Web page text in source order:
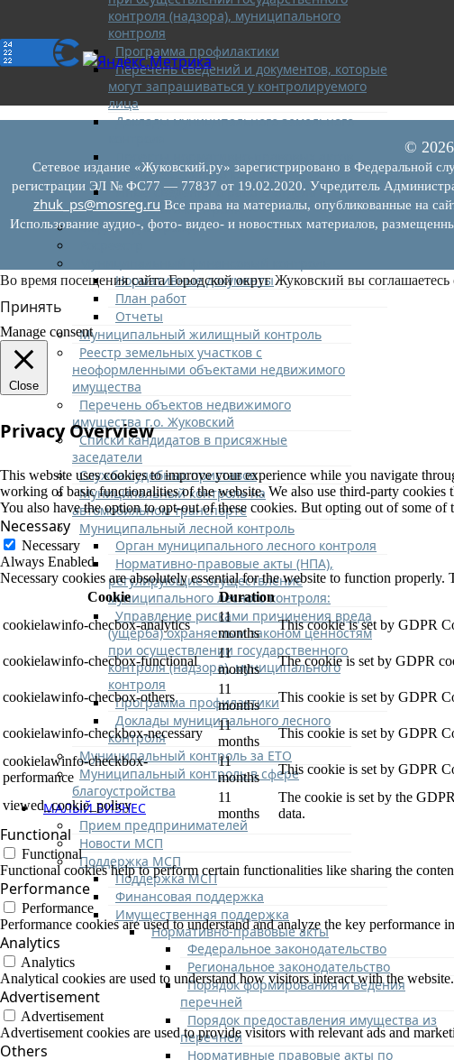
контроля (надзора), муниципального
контроля
Программа профилактики
Перечень сведений и документов, которые
могут запрашиваться у контролируемого
лица
Доклады муниципального земельного
отдела земельного контроля
Иные сведения о работе отдела
земельного контроля
Бюджет для граждан
Нормативные документы
План работ
Отчеты
Муниципальный жилищный контроль
Реестр земельных участков с
неоформленными объектами недвижимого
имущества
Перечень объектов недвижимого
имущества г.о. Жуковский
Списки кандидатов в присяжные
заседатели
Служба судебных приставов
Муниципальный контроль на
автомобильном транспорте
Муниципальный лесной контроль
Орган муниципального лесного контроля
Нормативно-правовые акты (НПА),
регулирующие осуществление
муниципального лесного контроля:
Управление рисками причинения вреда
(ущерба) охраняемым законом ценностям
при осуществлении государственного
контроля (надзора), муниципального
контроля
Программа профилактики
Доклады муниципального лесного
контроля
Муниципальный контроль за ЕТО
Муниципальный контроль в сфере
благоустройства
МАЛЫЙ БИЗНЕС
Прием предпринимателей
Новости МСП
Поддержка МСП
Поддержка МСП
Финансовая поддержка
Имущественная поддержка
Нормативно-правовые акты
Федеральное законодательство
Региональное законодательство
Порядок формирования и ведения
перечней
Порядок предоставления имущества из
перечней
Нормативные правовые акты по
©
Сетевое издание «Жуковский.ру» зарегистрировано в Федеральной
регистрации ЭЛ № ФС77 — 77837 от 19.02.2020. Учредитель
zhuk_ps@mosreg.ru Все права на материалы, опубликованные на
Использование аудио-, фото- видео- и новостных материалов,
Во время посещения сайта Городской округ Жуковский вы
Принять
Manage consent
Close
Privacy Overview
This website uses cookies to improve your experience while you navigate
working of basic functionalities of the website. We also use third-party
You also have the option to opt-out of these cookies. But opting out of some
Necessary
Necessary
Always Enabled
Necessary cookies are absolutely essential for the website to function
Cookie
Duration
cookielawinfo-checbox-analytics
11
months
This cookie is set by GDPR
cookielawinfo-checbox-functional
11
months
The cookie is set by GDPR
cookielawinfo-checbox-others
11
months
This cookie is set by GDPR
cookielawinfo-checkbox-necessary
11
months
This cookie is set by GDPR
cookielawinfo-checkbox-
performance
11
months
This cookie is set by GDPR
viewed_cookie_policy
11
months
The cookie is set by the
data.
Functional
Functional
Functional cookies help to perform certain functionalities like sharing the
Performance
Performance
Performance cookies are used to understand and analyze the key
Analytics
Analytics
Analytical cookies are used to understand how visitors interact with the
Advertisement
Advertisement
Advertisement cookies are used to provide visitors with relevant ads and
Others